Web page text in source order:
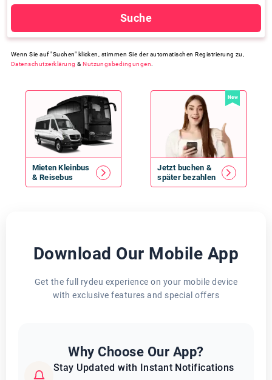
Suche
Wenn Sie auf "Suchen" klicken, stimmen Sie der automatischen Registrierung zu,
Datenschutzerklärung &Nutzungsbedingungen
Mieten Kleinbus
& Reisebus
New
Jetzt buchen &
später bezahlen
Download Our Mobile App
Get the full rydeu experience on your mobile device
with exclusive features and special offers
Why Choose Our App?
Stay Updated with Instant Notifications